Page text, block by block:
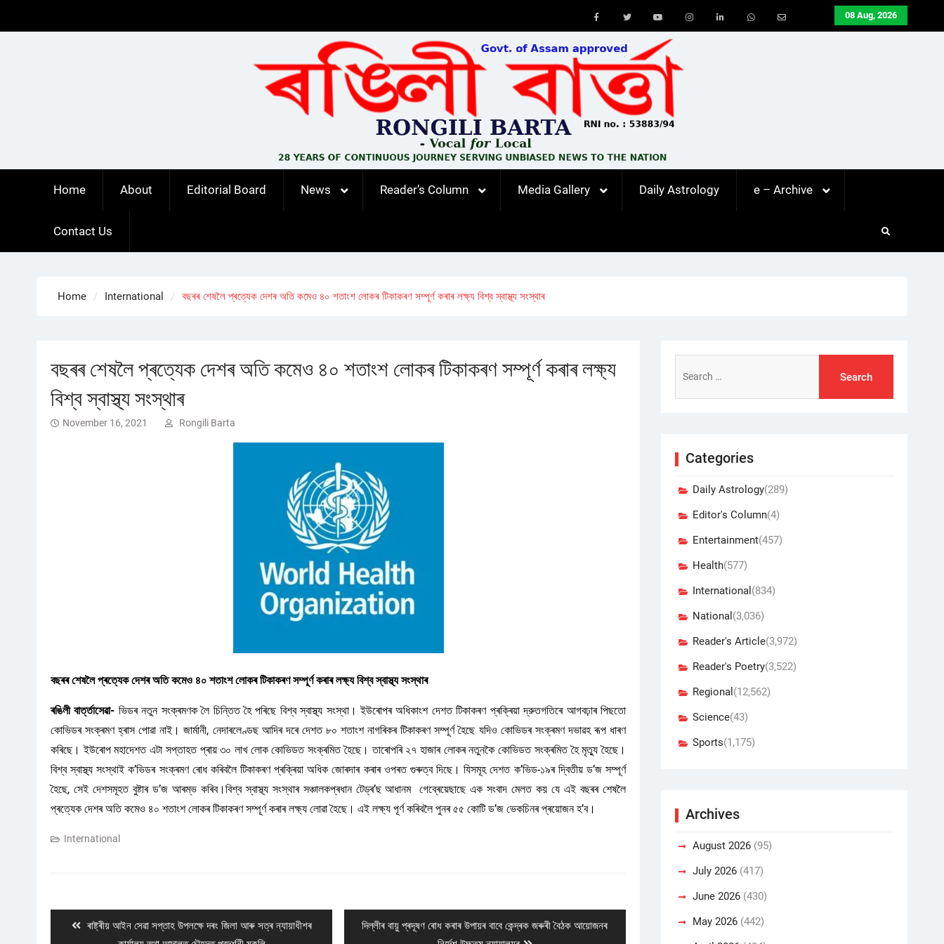
08 Aug, 2026
Youtube
Home About Editorial Board News Reader’s Column Media Gallery Daily Astrology e – Archive
Contact Us
Home International বছৰৰ শেষলৈ প্ৰত্যেক দেশৰ অতি কমেও ৪০ শতাংশ লোকৰ টিকাকৰণ সম্পূৰ্ণ কৰাৰ লক্ষ্য বিশ্ব স্বাস্থ্য সংস্থাৰ
বছৰৰ শেষলৈ প্ৰত্যেক দেশৰ অতি কমেও ৪০ শতাংশ লোকৰ টিকাকৰণ সম্পূৰ্ণ কৰাৰ লক্ষ্য
বিশ্ব স্বাস্থ্য সংস্থাৰ
November 16, 2021 Rongili Barta
বছৰৰ শেষলৈ প্ৰত্যেক দেশৰ অতি কমেও ৪০ শতাংশ লোকৰ টিকাকৰণ সম্পূৰ্ণ কৰাৰ লক্ষ্য বিশ্ব স্বাস্থ্য সংস্থাৰ
ৰঙিলী বাৰ্ত্তাসেৱা- ভিডৰ নতুন সংক্ৰমণক লৈ চিন্তিত হৈ পৰিছে বিশ্ব স্বাস্থ্য সংস্থা। ইউৰোপৰ অধিকাংশ দেশত টিকাকৰণ প্ৰক্ৰিয়া দ্রুতগতিৰে আগবঢ়াৰ পিছতো
কোভিডৰ সংক্ৰমণ হ্ৰাস পোৱা নাই। জার্মানী, নেদাৰলেণ্ডছ আদিৰ দৰে দেশত ৮০ শতাংশ নাগৰিকৰ টিকাকৰণ সম্পূৰ্ণ হৈছে যদিও কোভিডৰ সংক্ৰমণ দভাৱহ ৰূপ ধাৰণ
কৰিছে। ইউৰোপ মহাদেশত এটা সপ্তাহত প্ৰায় ৩০ লাখ লোক কোভিডত সংক্ৰমিত হৈছে। তাৰোপৰি ২৭ হাজাৰ লোকৰ নতুনকৈ কোভিডত সংক্ৰমিত হৈ মৃত্যু হৈছে।
বিশ্ব স্বাস্থ্য সংস্থাই ক’ভিডৰ সংক্ৰমণ ৰোধ কৰিবলৈ টিকাকৰণ প্ৰক্ৰিয়া অধিক জোৰদাৰ কৰাৰ ওপৰত গুৰুত্ব দিছে। যিসমূহ দেশত ক’ভিড-১৯ৰ দ্বিতীয় ড’জ সম্পূৰ্ণ
হৈছে, সেই দেশসমূহত বুষ্টাৰ ড’জ আৰম্ভ কৰিব।বিশ্ব স্বাস্থ্য সংস্থাৰ সঞ্চালকপ্ৰধান টেড্ৰ’ছ আধানম গেব্ৰেয়েছাছে এক সংবাদ মেলত কয় যে এই বছৰৰ শেষলৈ
প্ৰত্যেক দেশৰ অতি কমেও ৪০ শতাংশ লোকৰ টিকাকৰণ সম্পূৰ্ণ কৰাৰ লক্ষ্য লোৱা হৈছে। এই লক্ষ্য পূৰ্ণ কৰিবলৈ পুনৰ ৫৫ কোটি ড’জ ভেকচিনৰ প্ৰয়োজন হ’ব।
International
Previous
ৰাষ্ট্ৰীয় আইন সেৱা সপ্তাহ উপলক্ষে দৰং জিলা আৰু সত্ৰ ন্যায়াধীশৰ
Next
দিল্লীৰ বায়ু প্ৰদূষণ ৰোধ কৰাৰ উপায়ৰ বাবে কেন্দ্ৰক জৰুৰী বৈঠক আয়োজনৰ
for:
Categories
Daily Astrology(289)
Editor's Column(4)
Entertainment(457)
Health(577)
International (834)
National (3,036)
Reader's Article(3,972)
Reader's Poetry(3,522)
Regional (12,562)
Science(43)
Sports(1,175)
Archives
August 2026 (95)
July 2026 (417)
June 2026 (430)
May 2026 (442)